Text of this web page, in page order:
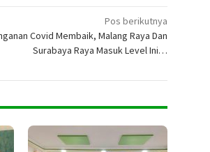
Pos berikutnya
Covid Membaik, Malang Raya Dan
Surabaya Raya Masuk Level Ini…